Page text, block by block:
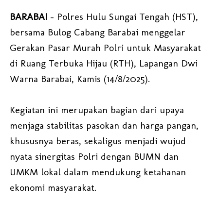
BARABAI - Polres Hulu Sungai Tengah (HST),
bersama Bulog Cabang Barabai menggelar
Gerakan Pasar Murah Polri untuk Masyarakat
di Ruang Terbuka Hijau (RTH), Lapangan Dwi
Warna Barabai, Kamis (14/8/2025).
Kegiatan ini merupakan bagian dari upaya
menjaga stabilitas pasokan dan harga pangan,
khususnya beras, sekaligus menjadi wujud
nyata sinergitas Polri dengan BUMN dan
UMKM lokal dalam mendukung ketahanan
ekonomi masyarakat.